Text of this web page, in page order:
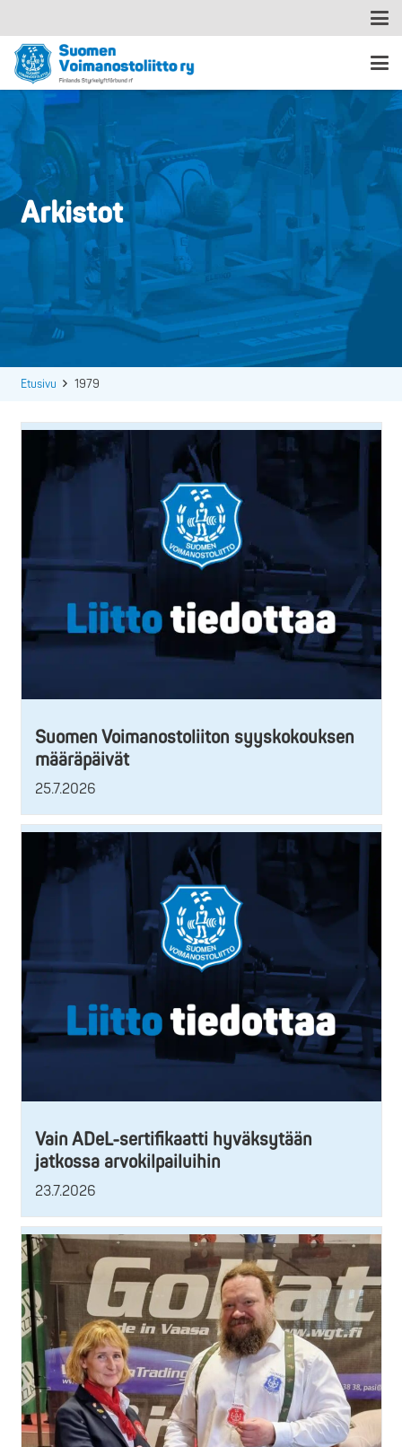
Arkistot
Etusivu 1979
Suomen Voimanostoliiton syyskokouksen
määräpäivät
25.7.2026
Vain ADeL-sertifikaatti hyväksytään
jatkossa arvokilpailuihin
23.7.2026